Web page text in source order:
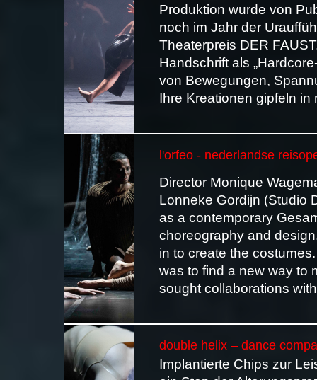
Produktion wurde von
noch im Jahr der
Theaterpreis DER
Handschrift als
von Bewegungen,
Ihre Kreationen gipfeln
l'orfeo - nederlandse
Director Monique
Lonneke Gordijn (Studio
as a contemporary
choreography and
in to create the
was to find a new way to
sought collaborations
double helix – dance
Implantierte Chips zur